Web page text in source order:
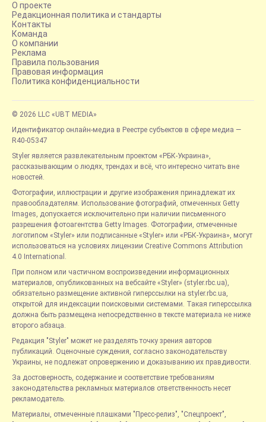
О проекте
Редакционная политика и стандарты
Контакты
Команда
О компании
Реклама
Правила пользования
Правовая информация
Политика конфиденциальности
© 2026 LLC «UBT MEDIA»
Идентификатор онлайн-медиа в Реестре субъектов в сфере медиа —
R40-05347
Styler является развлекательным проектом «РБК-Украина»,
рассказывающим о людях, трендах и всё, что интересно читать вне
новостей.
Фотографии, иллюстрации и другие изображения принадлежат их
правообладателям. Использование фотографий, отмеченных Getty
Images, допускается исключительно при наличии письменного
разрешения фотоагентства Getty Images. Фотографии, отмеченные
логотипом «Styler» или подписанные «Styler» или «РБК-Украина», могут
использоваться на условиях лицензии Creative Commons Attribution
4.0 International.
При полном или частичном воспроизведении информационных
материалов, опубликованных на вебсайте «Styler» (styler.rbc.ua),
обязательно размещение активной гиперссылки на styler.rbc.ua,
открытой для индексации поисковыми системами. Такая гиперссылка
должна быть размещена непосредственно в тексте материала не ниже
второго абзаца.
Редакция "Styler" может не разделять точку зрения авторов
публикаций. Оценочные суждения, согласно законодательству
Украины, не подлежат опровержению и доказыванию их правдивости.
За достоверность, содержание и соответствие требованиям
законодательства рекламных материалов ответственность несет
рекламодатель.
Материалы, отмеченные плашками "Пресс-релиз", "Спецпроект",